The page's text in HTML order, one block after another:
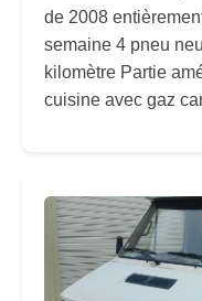
de 2008
semaine 4 pneu
kilomètre Partie
cuisine avec gaz